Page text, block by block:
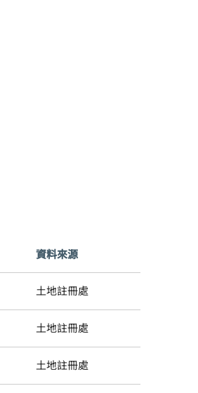
資料來源
土地註冊處
土地註冊處
土地註冊處